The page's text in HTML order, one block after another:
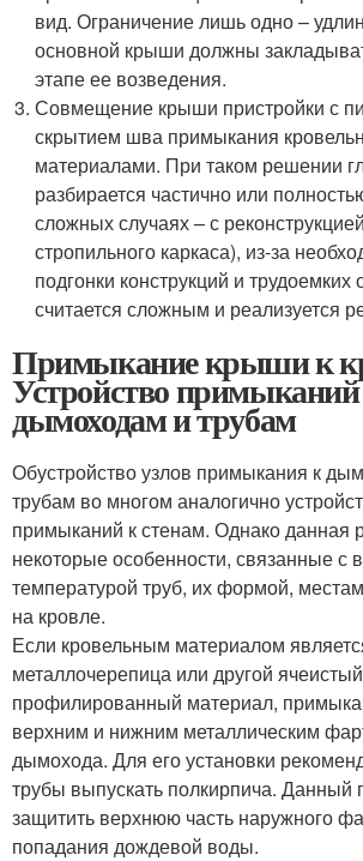
вид. Ограничение лишь одно –
основной крыши должны
этапе ее возведения.
Совмещение крыши пристройки с
скрытием шва примыкания
материалами. При таком решении
разбирается частично или
сложных случаях – с
стропильного каркаса), из-за
подгонки конструкций и
считается сложным и реализуется
Примыкание крыши к
Устройство
дымоходам и трубам
Обустройство узлов примыкания к
трубам во многом аналогично
примыканий к стенам. Однако данная
некоторые особенности, связанные с
температурой труб, их формой,
на кровле.
Если кровельным материалом
металлочерепица или другой
профилированный материал,
верхним и нижним металлическим
дымохода. Для его установки
трубы выпускать полкирпича. Данный
защитить верхнюю часть наружного
попадания дождевой воды.